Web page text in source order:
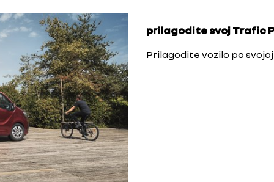
prilagodite svoj Trafic
Prilagodite vozilo po